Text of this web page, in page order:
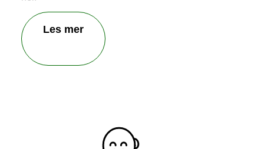
Les mer